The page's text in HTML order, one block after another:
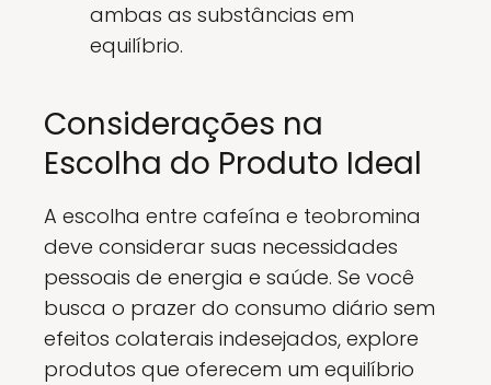
ambas as substâncias em
equilíbrio.
Considerações na
Escolha do Produto Ideal
A escolha entre cafeína e teobromina
deve considerar suas necessidades
pessoais de energia e saúde. Se você
busca o prazer do consumo diário sem
efeitos colaterais indesejados, explore
produtos que oferecem um equilíbrio